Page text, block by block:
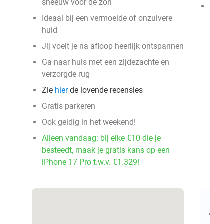
sneeuw voor de zon
Ideaal bij een vermoeide of onzuivere
huid
Jij voelt je na afloop heerlijk ontspannen
Ga naar huis met een zijdezachte en
verzorgde rug
Zie hierde lovende recensies
Gratis parkeren
Ook geldig in het weekend!
Alleen vandaag: bij elke €10 die je
besteedt, maak je gratis kans op een
iPhone 17 Pro t.w.v. €1.329!